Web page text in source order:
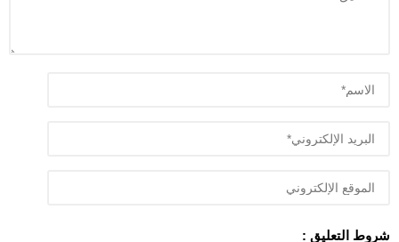
شروط التعليق :